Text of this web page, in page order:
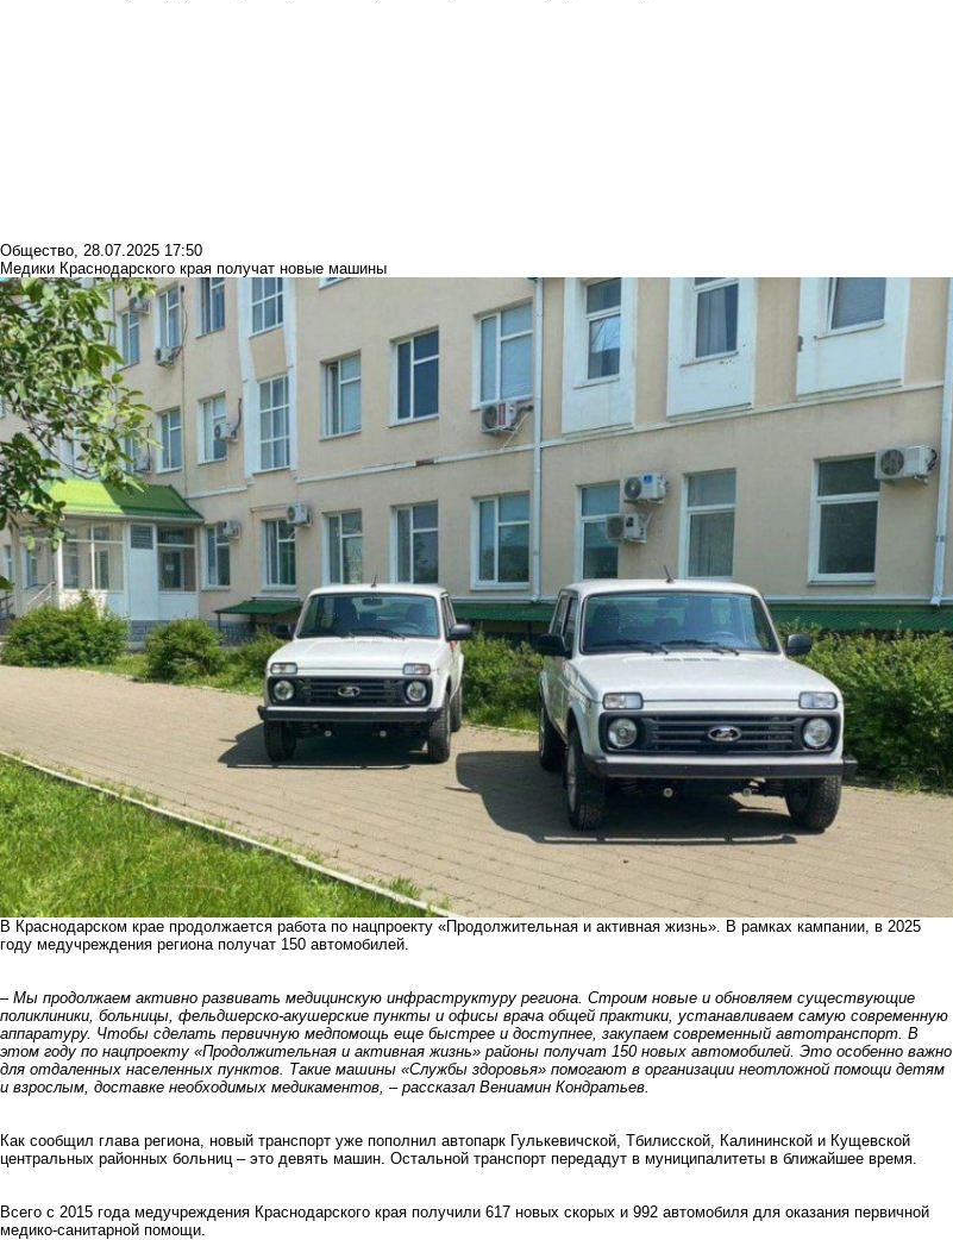
Общество, 28.07.2025 17:50
Медики Краснодарского края получат новые машины
В Краснодарском крае продолжается работа по нацпроекту «Продолжительная и активная жизнь». В рамках кампании, в 2025
году медучреждения региона получат 150 автомобилей.
– Мы продолжаем активно развивать медицинскую инфраструктуру региона. Строим новые и обновляем существующие
поликлиники, больницы, фельдшерско-акушерские пункты и офисы врача общей практики, устанавливаем самую современную
аппаратуру. Чтобы сделать первичную медпомощь еще быстрее и доступнее, закупаем современный автотранспорт. В
этом году по нацпроекту «Продолжительная и активная жизнь» районы получат 150 новых автомобилей. Это особенно важно
для отдаленных населенных пунктов. Такие машины «Службы здоровья» помогают в организации неотложной помощи детям
и взрослым, доставке необходимых медикаментов, – рассказал Вениамин Кондратьев.
Как сообщил глава региона, новый транспорт уже пополнил автопарк Гулькевичской, Тбилисской, Калининской и Кущевской
центральных районных больниц – это девять машин. Остальной транспорт передадут в муниципалитеты в ближайшее время.
Всего с 2015 года медучреждения Краснодарского края получили 617 новых скорых и 992 автомобиля для оказания первичной
медико-санитарной помощи.